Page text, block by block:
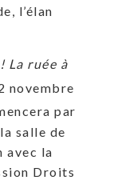
l’élan
La ruée à
novembre
par
salle de
avec la
Droits